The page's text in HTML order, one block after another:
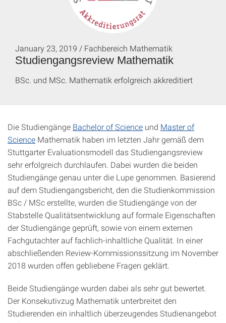
Studiengangsreview Mathematik
January 23, 2019 / Fachbereich Mathematik
BSc. und MSc. Mathematik erfolgreich akkreditiert
Die Studiengänge Bachelor of Science und Master of
Science Mathematik haben im letzten Jahr gemäß dem
Stuttgarter Evaluationsmodell das Studiengangsreview
sehr erfolgreich durchlaufen. Dabei wurden die beiden
Studiengänge genau unter die Lupe genommen. Basierend
auf dem Studiengangsbericht, den die Studienkommission
BSc / MSc erstellte, wurden die Studiengänge von der
Stabstelle Qualitätsentwicklung auf formale Eigenschaften
der Studiengänge geprüft, sowie von einem externen
Fachgutachter auf fachlich-inhaltliche Qualität. In einer
abschließenden Review-Kommissionssitzung im November
2018 wurden offen gebliebene Fragen geklärt.
Beide Studiengänge wurden dabei als sehr gut bewertet.
Der Konsekutivzug Mathematik unterbreitet den
Studierenden ein inhaltlich überzeugendes Studienangebot